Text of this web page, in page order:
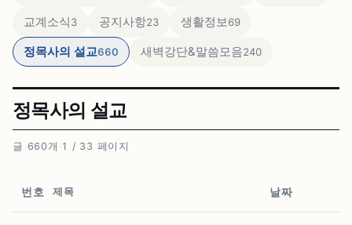
교계소식3 공지사항23 생활정보69
정목사의 설교660 새벽강단&말씀모음240
정목사의 설교
글 660개 · 1 / 33 페이지
번호 제목 날짜